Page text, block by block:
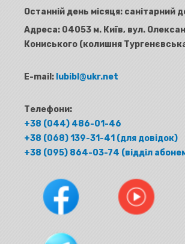
Останній день місяця: санітарний
Адреса: 04053 м. Київ, вул.
Кониського (колишня
E-mail: lubibl@ukr.net
Телефони:
+38 (044) 486-01-46
+38 (068) 139-31-41 (для довідок)
+38 (095) 864-03-74 (відділ